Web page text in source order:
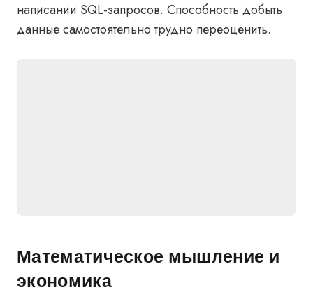
написании SQL-запросов. Способность добыть
данные самостоятельно трудно переоценить.
Математическое мышление и
экономика